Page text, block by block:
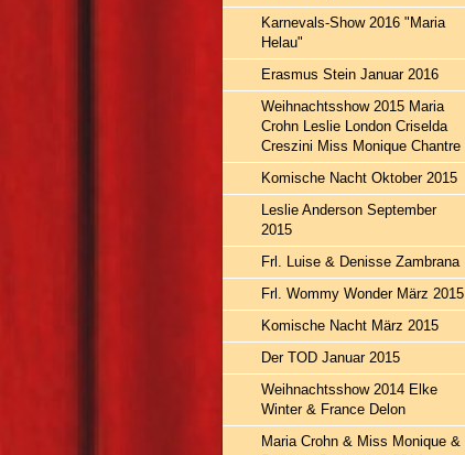
Karnevals-Show 2016 "Maria
Helau"
Erasmus Stein Januar 2016
Weihnachtsshow 2015 Maria
Crohn Leslie London Criselda
Creszini Miss Monique Chantre
Komische Nacht Oktober 2015
Leslie Anderson September
2015
Frl. Luise & Denisse Zambrana
Frl. Wommy Wonder März 2015
Komische Nacht März 2015
Der TOD Januar 2015
Weihnachtsshow 2014 Elke
Winter & France Delon
Maria Crohn & Miss Monique &